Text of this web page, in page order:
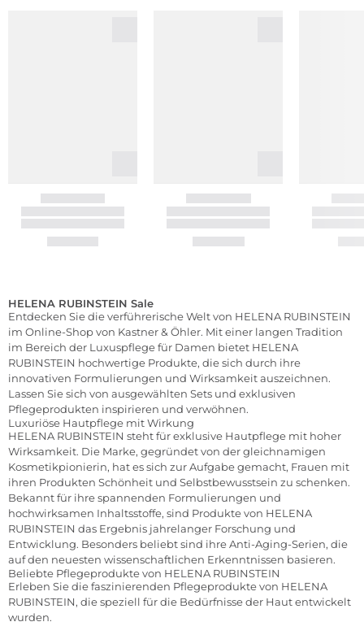
HELENA RUBINSTEIN Sale
Entdecken Sie die verführerische Welt von HELENA RUBINSTEIN
im Online-Shop von Kastner & Öhler. Mit einer langen Tradition
im Bereich der Luxuspflege für Damen bietet HELENA
RUBINSTEIN hochwertige Produkte, die sich durch ihre
innovativen Formulierungen und Wirksamkeit auszeichnen.
Lassen Sie sich von ausgewählten Sets und exklusiven
Pflegeprodukten inspirieren und verwöhnen.
Luxuriöse Hautpflege mit Wirkung
HELENA RUBINSTEIN steht für exklusive Hautpflege mit hoher
Wirksamkeit. Die Marke, gegründet von der gleichnamigen
Kosmetikpionierin, hat es sich zur Aufgabe gemacht, Frauen mit
ihren Produkten Schönheit und Selbstbewusstsein zu schenken.
Bekannt für ihre spannenden Formulierungen und
hochwirksamen Inhaltsstoffe, sind Produkte von HELENA
RUBINSTEIN das Ergebnis jahrelanger Forschung und
Entwicklung. Besonders beliebt sind ihre Anti-Aging-Serien, die
auf den neuesten wissenschaftlichen Erkenntnissen basieren.
Beliebte Pflegeprodukte von HELENA RUBINSTEIN
Erleben Sie die faszinierenden Pflegeprodukte von HELENA
RUBINSTEIN, die speziell für die Bedürfnisse der Haut entwickelt
wurden.